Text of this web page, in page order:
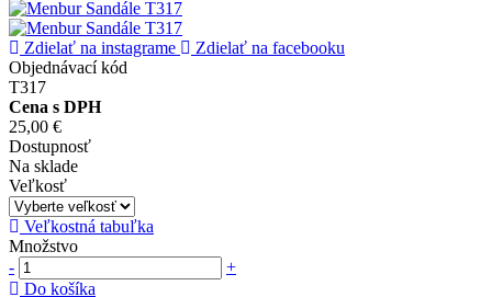
Zdielať na instagrame
Zdielať na facebooku
Objednávací kód
T317
Cena s DPH
25,00 €
Dostupnosť
Na sklade
Veľkosť
Veľkostná tabuľka
Množstvo
-
+
Do košíka